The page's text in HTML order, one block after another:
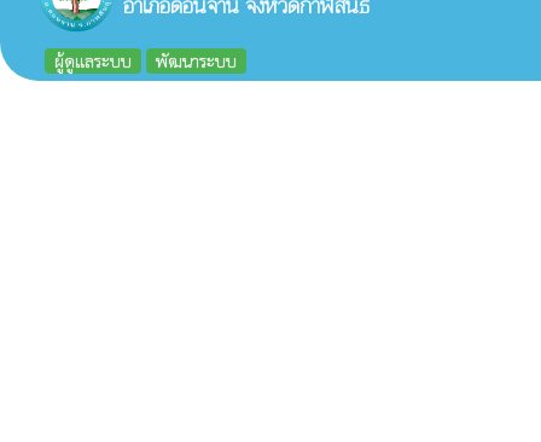
ผู้ดูแลระบบ พัฒนาระบบ